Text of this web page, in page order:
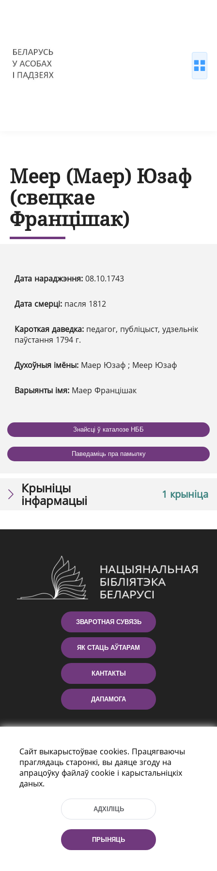
Меер (Маер) Юзаф
(свецкае
Францішак)
Дата нараджэння: 08.10.1743
Дата смерці: пасля 1812
Кароткая даведка: педагог, публіцыст, удзельнік
паўстання 1794 г.
Духоўныя імёны: Маер Юзаф ; Меер Юзаф
Варыянты імя: Маер Францішак
Знайсці ў каталозе НББ
Паведаміць пра памылку
1 крыніца
Крыніцы
інфармацыі
ЗВАРОТНАЯ СУВЯЗЬ
ЯК СТАЦЬ АЎТАРАМ
КАНТАКТЫ
ДАПАМОГА
г. Мiнск, Рэспубліка Беларусь, 220114
Тэл.: (+375 17) 368 37 37, Факс: (+375 17)
Эл. пошта: inbox@nlb.by
Сайт выкарыстоўвае cookies. Працягваючы
праглядаць старонкі, вы даяце згоду на
апрацоўку файлаў cookie і карыстальніцкіх
даных.
АДХІЛІЦЬ
ПРЫНЯЦЬ